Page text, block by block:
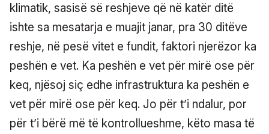
klimatik, sasisë së reshjeve që në katër ditë
ishte sa mesatarja e muajit janar, pra 30 ditëve
reshje, në pesë vitet e fundit, faktori njerëzor ka
peshën e vet. Ka peshën e vet për mirë ose për
keq, njësoj siç edhe infrastruktura ka peshën e
vet për mirë ose për keq. Jo për t’i ndalur, por
për t’i bërë më të kontrollueshme, këto masa të